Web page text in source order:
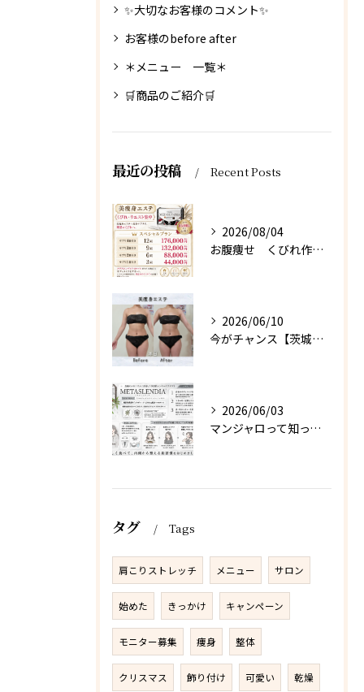
✨大切なお客様のコメント✨
お客様のbefore after
＊メニュー 一覧＊
🛒商品のご紹介🛒
最近の投稿 Recent Posts
2026/08/04
お腹痩せ くびれ作り 【茨城県古河市エステサロン】
2026/06/10
今がチャンス【茨城県古河市エステサロン】
2026/06/03
マンジャロって知ってる？【茨城県古河市エステサロン】
タグ Tags
肩こりストレッチ メニュー サロン
始めた きっかけ キャンペーン
モニター募集 痩身 整体
クリスマス 飾り付け 可愛い 乾燥